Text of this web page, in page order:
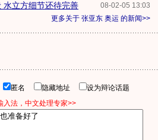
08-02-05 13:03
水立方细节还待完善
更多关于 张亚东 奥运 的新闻>>
匿名 隐藏地址
设为辩论话题
入法，中文处理专家>>